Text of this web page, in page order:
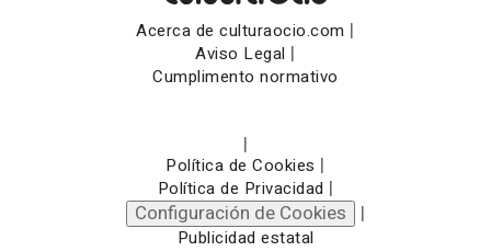
Acerca de culturaocio.com |
Aviso Legal |
Cumplimento normativo
|
Política de Cookies |
Política de Privacidad |
Configuración de Cookies |
Publicidad estatal